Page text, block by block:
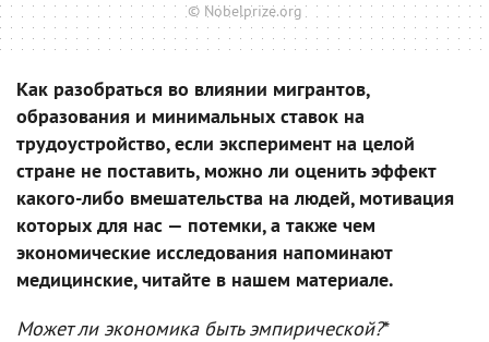
© Nobelprize.org
Как разобраться во влиянии мигрантов,
образования и минимальных ставок на
трудоустройство, если эксперимент на целой
стране не поставить, можно ли оценить эффект
какого-либо вмешательства на людей, мотивация
которых для нас — потемки, а также чем
экономические исследования напоминают
медицинские, читайте в нашем материале.
Может ли экономика быть эмпирической?*